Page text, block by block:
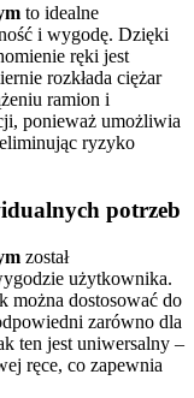
to idealne
i wygodę. Dzięki
ręki jest
rozkłada ciężar
ramion i
ponieważ umożliwia
ryzyko
potrzeb
został
użytkownika.
można dostosować do
zarówno dla
ten jest uniwersalny –
ręce, co zapewnia